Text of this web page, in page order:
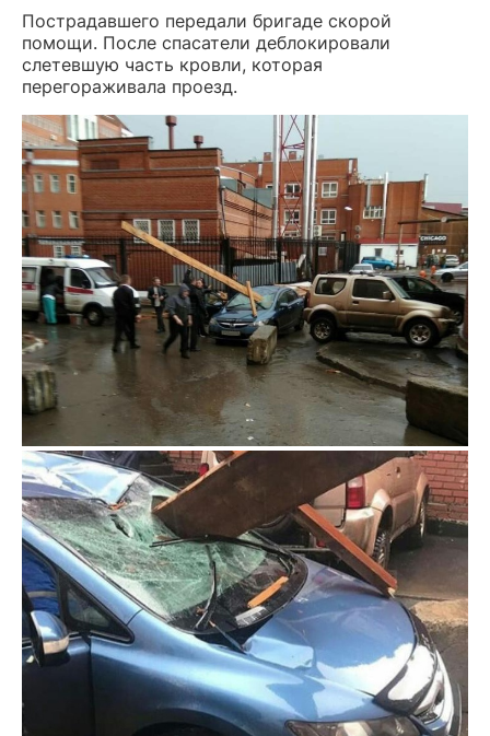
Пострадавшего передали бригаде скорой
помощи. После спасатели деблокировали
слетевшую часть кровли, которая
перегораживала проезд.